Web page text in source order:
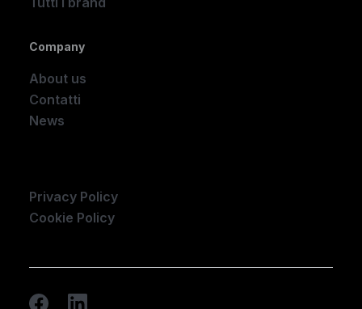
Company
About us
Contatti
News
Privacy Policy
Cookie Policy